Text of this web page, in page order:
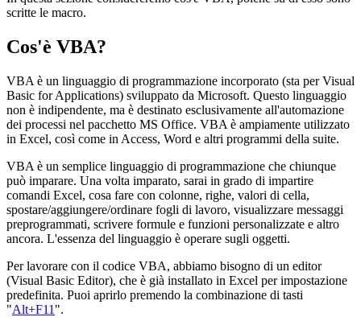
scritte le macro.
Cos'è VBA?
VBA è un linguaggio di programmazione incorporato (sta per Visual
Basic for Applications) sviluppato da Microsoft. Questo linguaggio
non è indipendente, ma è destinato esclusivamente all'automazione
dei processi nel pacchetto MS Office. VBA è ampiamente utilizzato
in Excel, così come in Access, Word e altri programmi della suite.
VBA è un semplice linguaggio di programmazione che chiunque
può imparare. Una volta imparato, sarai in grado di impartire
comandi Excel, cosa fare con colonne, righe, valori di cella,
spostare/aggiungere/ordinare fogli di lavoro, visualizzare messaggi
preprogrammati, scrivere formule e funzioni personalizzate e altro
ancora. L'essenza del linguaggio è operare sugli oggetti.
Per lavorare con il codice VBA, abbiamo bisogno di un editor
(Visual Basic Editor), che è già installato in Excel per impostazione
predefinita. Puoi aprirlo premendo la combinazione di tasti
"Alt+F11 ".